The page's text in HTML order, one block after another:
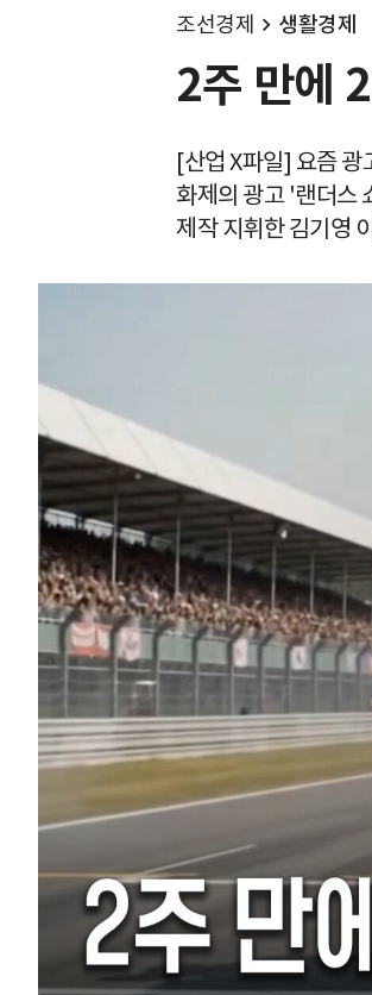
조선경제 생활경제
2주 만에
[산업 X파일] 요즘 광
화제의 광고 '랜더스
제작 지휘한 김기영